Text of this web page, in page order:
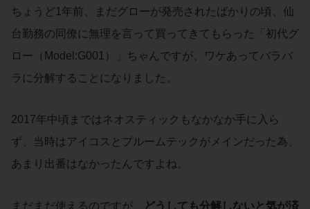
ちょうど1年前、まだグローが発売されたばかりの頃、仙
台勤務の同僚に無理を言って買ってきてもらった「初代グ
ロー（Model:G001）」ちゃんですが、ワケあってバラバ
ラに分解することになりました。
2017年中頃まではネオスティックもなかなか手に入ら
ず、当時はアイコスとプルームテックがメインだった為、
あまり出番はなかったんですよね。
まだまだ使えるのですが、
どうしても分解しないと気が済